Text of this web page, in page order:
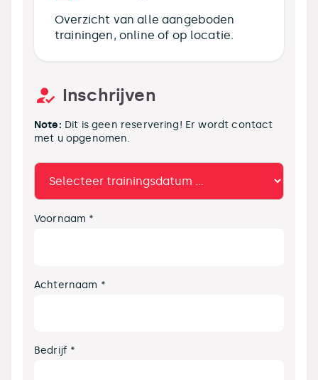
Overzicht van alle aangeboden
trainingen, online of op locatie.
Inschrijven
Note: Dit is geen reservering! Er wordt contact
met u opgenomen.
Voornaam *
Achternaam *
Bedrijf *